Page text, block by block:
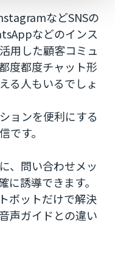
などSNSの
などのインス
用した顧客コミュ
度都度チャット形
る人もいるでしょ
ョンを便利にする
です。
、問い合わせメッ
に誘導できます。
ボットだけで解決
声ガイドとの違い